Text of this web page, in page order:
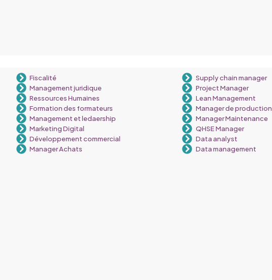
Fiscalité
Management juridique
Ressources Humaines
Formation des formateurs
Management et ledaership
Marketing Digital
Développement commercial
Manager Achats
Supply chain manager
Project Manager
Lean Management
Manager de production
Manager Maintenance
QHSE Manager
Data analyst
Data management